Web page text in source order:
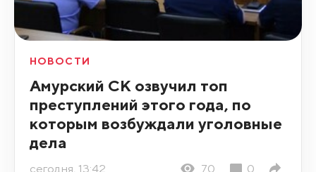
НОВОСТИ
Амурский СК озвучил топ
преступлений этого года, по
которым возбуждали уголовные
дела
сегодня, 13:42 70 0